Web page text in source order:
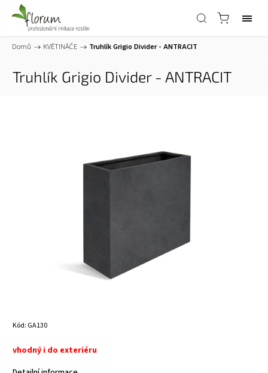
Domů / KVĚTINÁČE / Truhlík Grigio Divider - ANTRACIT
Truhlík Grigio Divider - ANTRACIT
Kód: GA130
vhodný i do exteriéru